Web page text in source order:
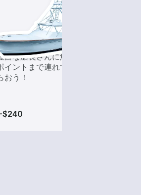
ャーター
富な船長さんに魚が釣
イントまで連れて行っ
おう！
$240